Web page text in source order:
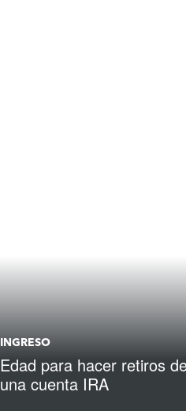
INGRESO
Edad para hacer retiros
una cuenta IRA